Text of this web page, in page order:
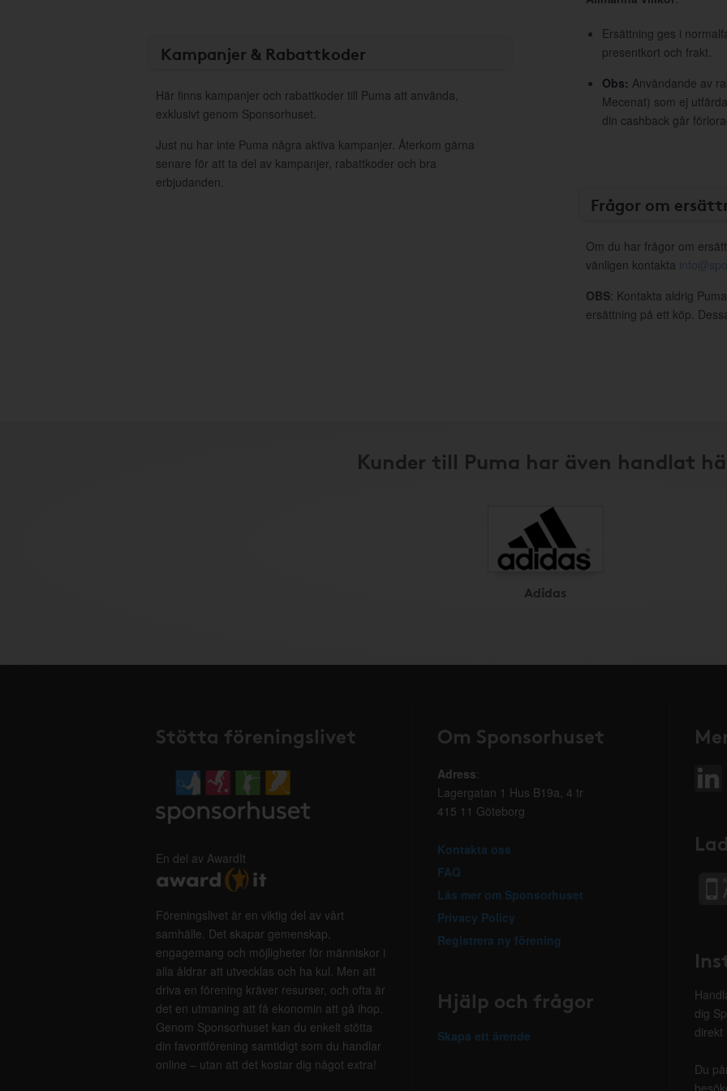
Kampanjer & Rabattkoder
Här finns kampanjer och rabattkoder till Puma att använda,
exklusivt genom Sponsorhuset.
Just nu har inte Puma några aktiva kampanjer. Återkom gärna
senare för att ta del av kampanjer, rabattkoder och bra
erbjudanden.
Ersättning ges i
presentkort och frakt.
Obs: Användande av
Mecenat) som ej
din cashback går
Frågor om
Om du har frågor om
vänligen kontakta
OBS: Kontakta aldrig
ersättning på ett köp.
Kunder till Puma har även handlat
Adidas
Stötta föreningslivet
En del av AwardIt
Föreningslivet är en viktig del av vårt
samhälle. Det skapar gemenskap,
engagemang och möjligheter för människor i
alla åldrar att utvecklas och ha kul. Men att
driva en förening kräver resurser, och ofta är
det en utmaning att få ekonomin att gå ihop.
Genom Sponsorhuset kan du enkelt stötta
din favoritförening samtidigt som du handlar
online – utan att det kostar dig något extra!
Om Sponsorhuset
Adress:
Lagergatan 1 Hus B19a, 4 tr
415 11 Göteborg
Kontakta oss
FAQ
Läs mer om Sponsorhuset
Privacy Policy
Registrera ny förening
Hjälp och frågor
Skapa ett ärende
dig
direkt
Du